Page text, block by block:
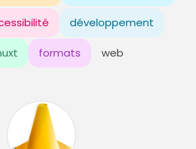
développement
formats web